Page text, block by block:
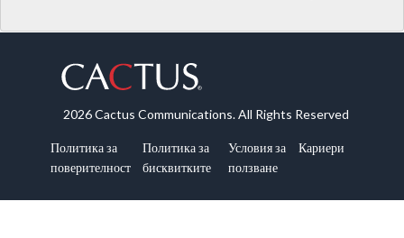
2026 Cactus Communications. All Rights Reserved
Политика за
поверителност
Политика за
бисквитките
Условия за
ползване
Кариери